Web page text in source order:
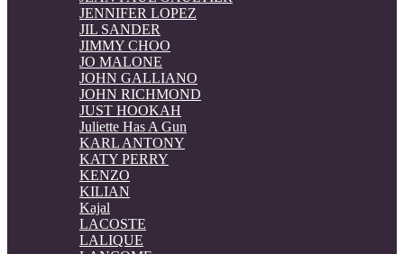
JENNIFER LOPEZ
JIL SANDER
JIMMY CHOO
JO MALONE
JOHN GALLIANO
JOHN RICHMOND
JUST HOOKAH
Juliette Has A Gun
KARL ANTONY
KATY PERRY
KENZO
KILIAN
Kajal
LACOSTE
LALIQUE